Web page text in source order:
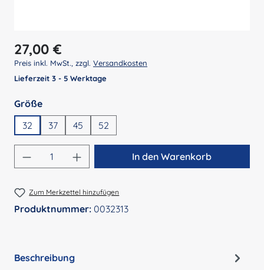
Regulärer Preis:
27,00 €
Preis inkl. MwSt., zzgl. Versandkosten
Lieferzeit 3 - 5 Werktage
Größeauswählen
32
37 45 52
Produkt Anzahl: Gib den gewünschten
In den Warenkorb
Zum Merkzettel hinzufügen
Produktnummer: 0032313
Beschreibung